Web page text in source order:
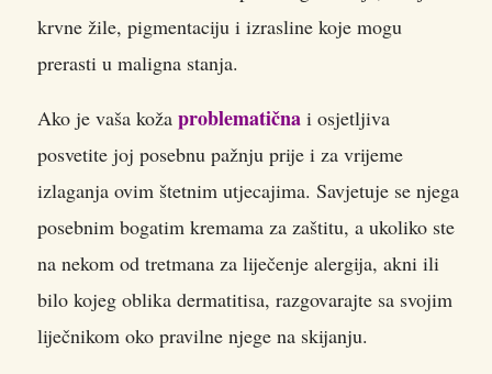
krvne žile, pigmentaciju i izrasline koje mogu
prerasti u maligna stanja.
Ako je vaša koža problematična i osjetljiva
posvetite joj posebnu pažnju prije i za vrijeme
izlaganja ovim štetnim utjecajima. Savjetuje se njega
posebnim bogatim kremama za zaštitu, a ukoliko ste
na nekom od tretmana za liječenje alergija, akni ili
bilo kojeg oblika dermatitisa, razgovarajte sa svojim
liječnikom oko pravilne njege na skijanju.